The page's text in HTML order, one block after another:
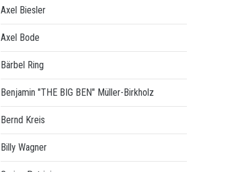
Axel Biesler
Axel Bode
Bärbel Ring
Benjamin "THE BIG BEN" Müller-Birkholz
Bernd Kreis
Billy Wagner